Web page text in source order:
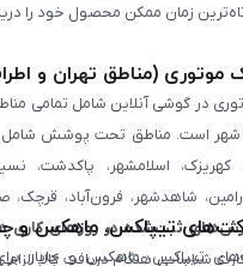
زمان ممکن محصول خود را
موتوری (مناطق تهران و
است. مناطق تحت پوشش شامل
کهریزک، اسلامشهر، پاکدشت،
شاهدشهر، فرون‌آباد، قرچک،
ثبت‌شده در روزهای کاری
شناسایی هنگام دریافت کالا
تیپاکس، ماهکس و
تیپاکس، ماهکس و چاپار